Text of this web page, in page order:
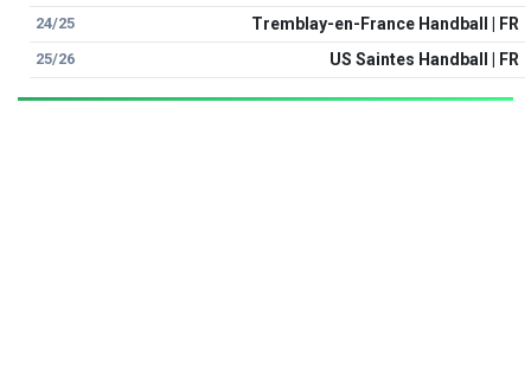
24/25 Tremblay-en-France Handball | FR
25/26 US Saintes Handball | FR